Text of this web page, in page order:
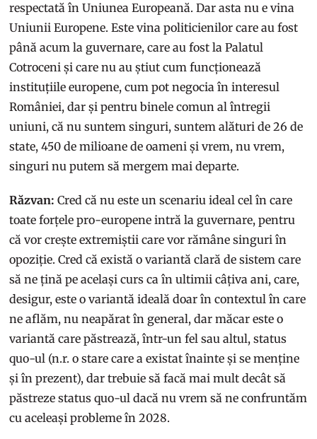
respectată în Uniunea Europeană. Dar asta nu e vina
Uniunii Europene. Este vina politicienilor care au fost
până acum la guvernare, care au fost la Palatul
Cotroceni și care nu au știut cum funcționează
instituțiile europene, cum pot negocia în interesul
României, dar și pentru binele comun al întregii
uniuni, că nu suntem singuri, suntem alături de 26 de
state, 450 de milioane de oameni și vrem, nu vrem,
singuri nu putem să mergem mai departe.
Răzvan: Cred că nu este un scenariu ideal cel în care
toate forțele pro-europene intră la guvernare, pentru
că vor crește extremiștii care vor rămâne singuri în
opoziție. Cred că există o variantă clară de sistem care
să ne țină pe același curs ca în ultimii câțiva ani, care,
desigur, este o variantă ideală doar în contextul în care
ne aflăm, nu neapărat în general, dar măcar este o
variantă care păstrează, într-un fel sau altul, status
quo-ul (n.r. o stare care a existat înainte și se menține
și în prezent), dar trebuie să facă mai mult decât să
păstreze status quo-ul dacă nu vrem să ne confruntăm
cu aceleași probleme în 2028.